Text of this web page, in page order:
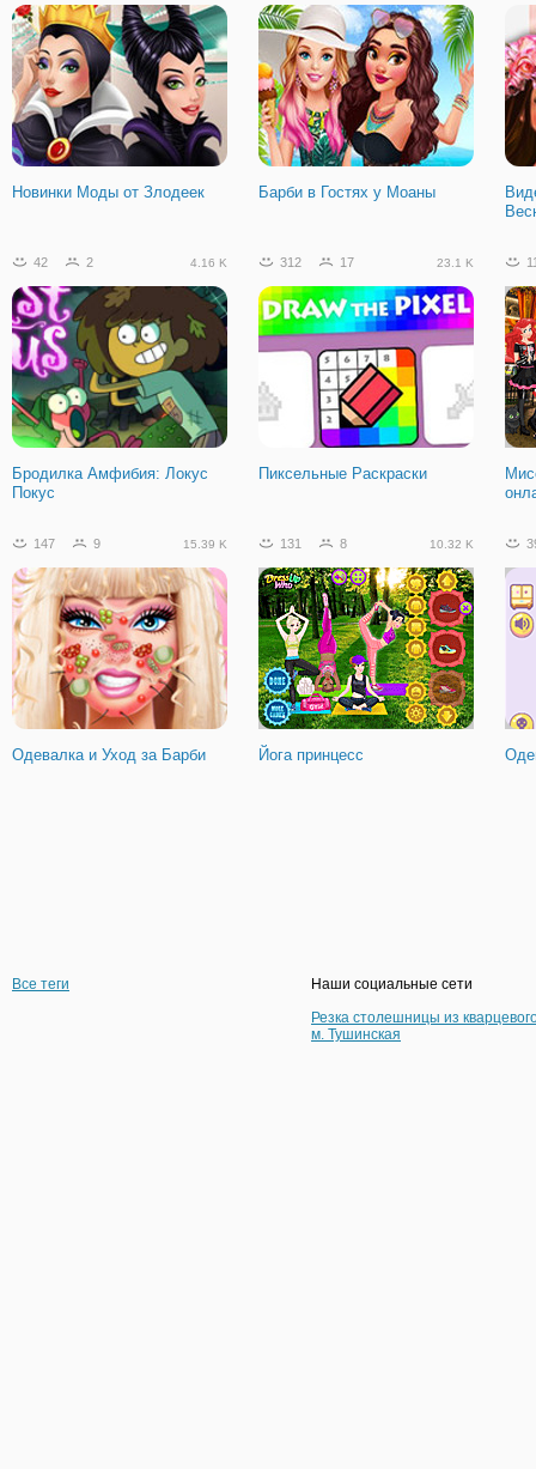
Настольный Теннис Ультра
Мега Турнир
Скатти Карты: Африка
Макияж для Глаз Анны
Новинки Моды от Злодеек Барби в Гостях у Моаны
42 2 4.16 K
Бродилка Амфибия: Локус
Покус
312 17 23.1 K
Пиксельные Раскраски
147 9 15.39 K
Одевалка и Уход за Барби
131 8 10.32 K
Йога принцесс
Все теги
Наши социальные сети
Резка столешницы из
м. Тушинская